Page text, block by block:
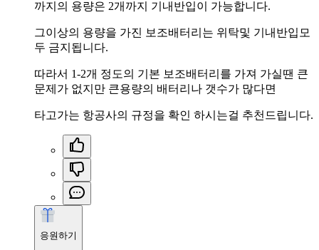
까지의 용량은 2개까지 기내반입이 가능합니다.
그이상의 용량을 가진 보조배터리는 위탁및 기내반입모
두 금지됩니다.
따라서 1-2개 정도의 기본 보조배터리를 가져 가실땐 큰
문제가 없지만 큰용량의 배터리나 갯수가 많다면
타고가는 항공사의 규정을 확인 하시는걸 추천드립니다.
응원하기